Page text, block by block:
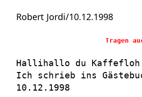
Robert Jordi/10.12.1998
Tragen
Hallihallo du
Ich schrieb ins
10.12.1998